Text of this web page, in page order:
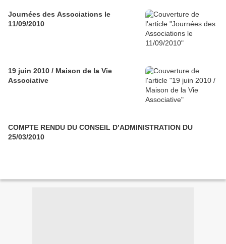
Journées des Associations le
11/09/2010
19 juin 2010 / Maison de la Vie
Associative
COMPTE RENDU DU CONSEIL D’ADMINISTRATION DU
25/03/2010